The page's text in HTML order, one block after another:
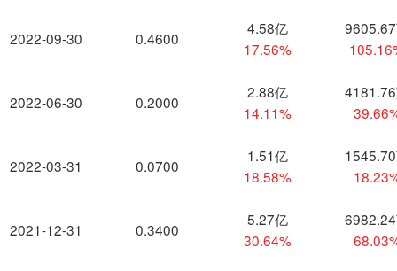
2022-09-30
2022-06-30
2022-03-31
2021-12-31
0.4600
4.58亿
17.56%
0.2000
2.88亿
14.11%
0.0700
1.51亿
18.58%
0.3400
5.27亿
30.64%